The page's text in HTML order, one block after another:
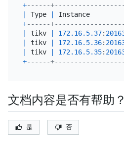
+------
Type
+------
tikv 172.16.5.37:
tikv 172.16.5.36:
tikv 172.16.5.35:
+------
文档内容是否有帮助？
是 否